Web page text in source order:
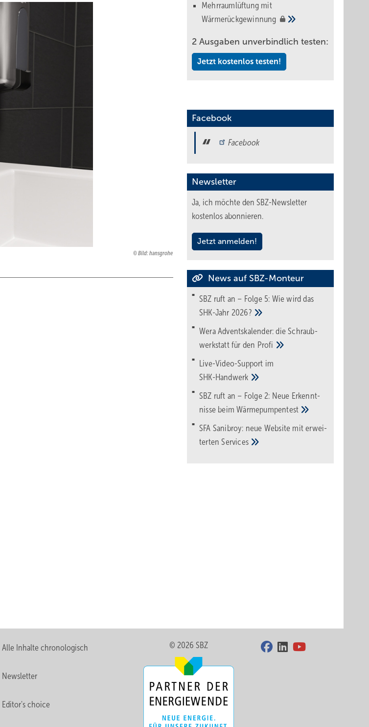
Bild: hansgrohe
Mehrraumlüftung mit
Wärmerückgewinnung
2 Ausgaben unverbindlich testen:
Jetzt kostenlos testen!
Facebook
Facebook
Newsletter
Ja, ich möchte den SBZ-Newsletter
kostenlos abonnieren.
Jetzt anmelden!
News auf SBZ-Monteur
SBZ ruft an – Folge 5: Wie wird das
SHK-Jahr 2026?
Wera Adventskalender: die Schraub­
werk­statt für den Pro­fi
Live-Video-Support im
SHK-Handwerk
SBZ ruft an – Folge 2: Neue Erkennt­
nisse beimWärme­pumpen­test
SFA Sanibroy: neue Web­site mit erwei­
tertenServices
Alle Inhalte chronologisch
Newsletter
Editor's choice
© 2026 SBZ